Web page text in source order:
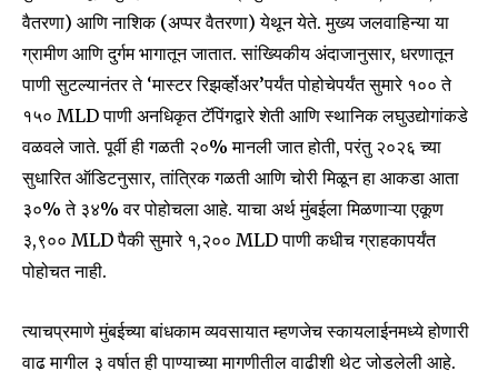
वैतरणा) आणि नाशिक (अप्पर वैतरणा) येथून येते. मुख्य जलवाहिन्या या
ग्रामीण आणि दुर्गम भागातून जातात. सांख्यिकीय अंदाजानुसार, धरणातून
पाणी सुटल्यानंतर ते ‘मास्टर रिझर्व्होअर’पर्यंत पोहोचेपर्यंत सुमारे १०० ते
१५० MLD पाणी अनधिकृत टॅपिंगद्वारे शेती आणि स्थानिक लघुउद्योगांकडे
वळवले जाते. पूर्वी ही गळती २०% मानली जात होती, परंतु २०२६ च्या
सुधारित ऑडिटनुसार, तांत्रिक गळती आणि चोरी मिळून हा आकडा आता
३०% ते ३४% वर पोहोचला आहे. याचा अर्थ मुंबईला मिळणाऱ्या एकूण
३,९०० MLD पैकी सुमारे १,२०० MLD पाणी कधीच ग्राहकापर्यंत
पोहोचत नाही.
त्याचप्रमाणे मुंबईच्या बांधकाम व्यवसायात म्हणजेच स्कायलाईनमध्ये होणारी
वाढ मागील ३ वर्षात ही पाण्याच्या मागणीतील वाढीशी थेट जोडलेली आहे.